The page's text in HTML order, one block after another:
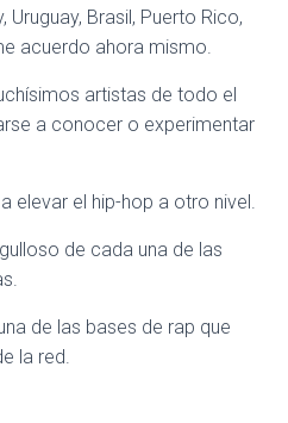
Uruguay, Brasil, Puerto Rico,
acuerdo ahora mismo.
artistas de todo el
a conocer o experimentar
elevar el hip-hop a otro nivel.
de cada una de las
de las bases de rap que
la red.